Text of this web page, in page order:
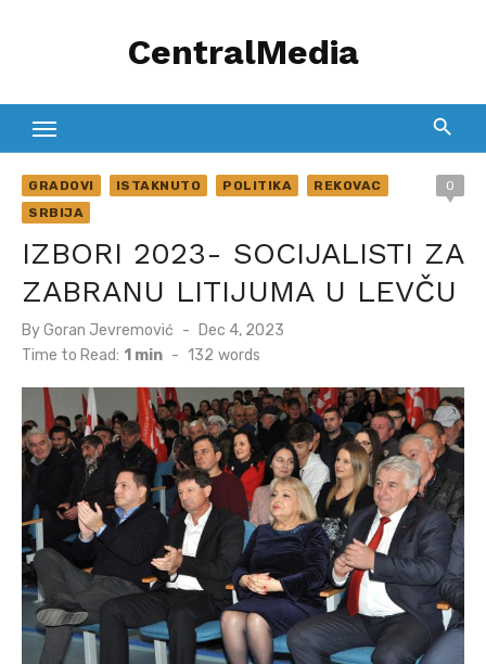
CentralMedia
GRADOVI ISTAKNUTO POLITIKA
REKOVAC
SRBIJA
0
IZBORI 2023- SOCIJALISTI ZA
ZABRANU LITIJUMA U LEVČU
ByGoran Jevremović
Posted
on
Dec 4, 2023
Time to Read: 1 min - 132 words